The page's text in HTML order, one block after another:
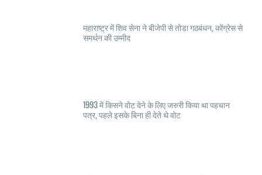
महाराष्ट्र में शिव सेना ने बीजेपी से तोडा गठबंधन, कोंग्रेस से
समर्थन की उम्मीद
1993 में किसने वोट देने के लिए जरुरी किया था पहचान
पत्र, पहले इसके बिना ही देते थे वोट